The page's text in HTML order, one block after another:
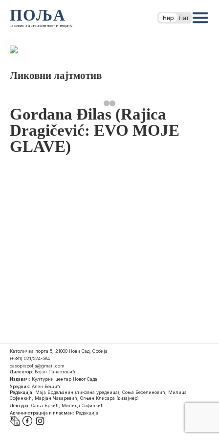
ПОЉА
часопис за књижевност и теорију
Ћир Лат
Ликовни лајтмотив
Gordana Đilas (Rajica
Dragičević: EVO MOJE
GLAVE)
Католичка порта 5, 21000 Нови Сад, Србија
(+381) 021/524-584
casopispolja@gmail.com
Директор: Бојан Панаотовић
Издавач: Културни центар Новог Сада
Уредник: Ален Бешић
Редакција: Маја Ердељанин (ликовна уредница), Соња Веселиновић, Милица
Софинкић, Марјан Чакаревић, Огњен Клисара (дизајнер)
Лектура: Сања Бркић, Милица Софинкић
Администрација и пласман: Редакција